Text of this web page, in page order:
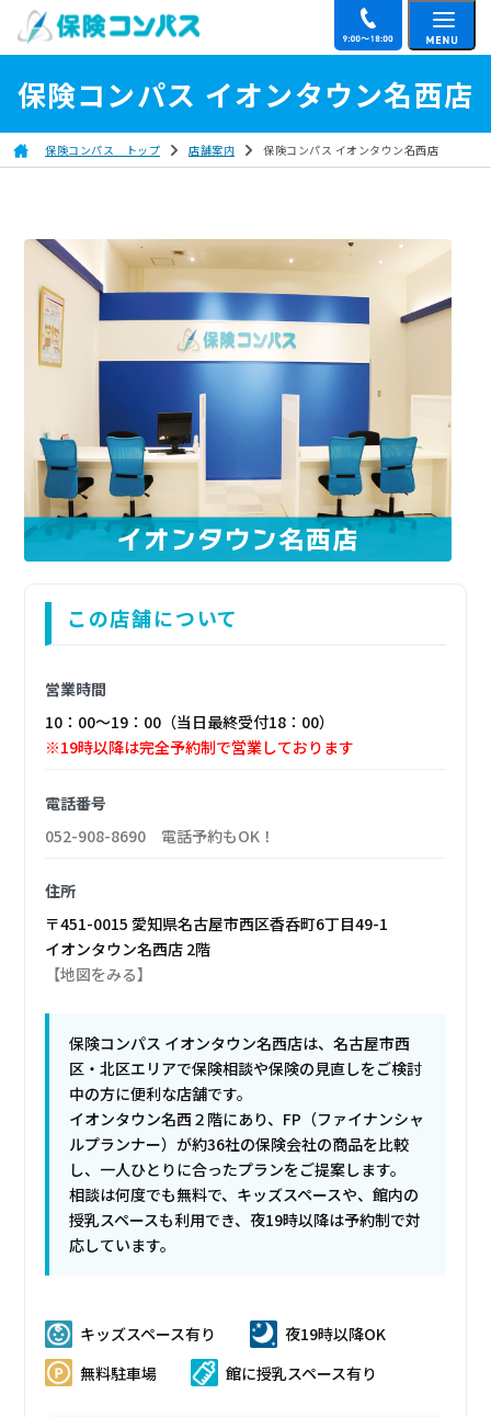
保険コンパス イオンタウン名西店
保険コンパス トップ 店舗案内 保険コンパス イオンタウン名西店
この店舗について
営業時間
10：00～19：00（当日最終受付18：00）
※19時以降は完全予約制で営業しております
電話番号
052-908-8690 電話予約もOK！
住所
〒451-0015 愛知県名古屋市西区香呑町6丁目49-1
イオンタウン名西店 2階
【地図をみる】
保険コンパス イオンタウン名西店は、名古屋市西
区・北区エリアで保険相談や保険の見直しをご検討
中の方に便利な店舗です。
イオンタウン名西２階にあり、FP（ファイナンシャ
ルプランナー）が約36社の保険会社の商品を比較
し、一人ひとりに合ったプランをご提案します。
相談は何度でも無料で、キッズスペースや、館内の
授乳スペースも利用でき、夜19時以降は予約制で対
応しています。
キッズスペース有り
夜19時以降OK
無料駐車場
館に授乳スペース有り